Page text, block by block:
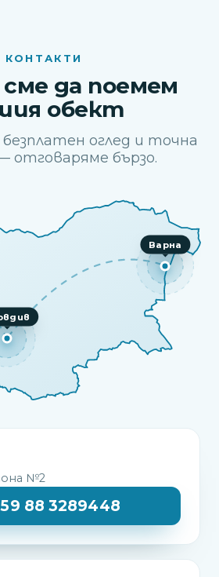
КОНТАКТИ
да поемем
обект
оглед и точна
отговаряме бързо.
Варна
№2
88 3289448